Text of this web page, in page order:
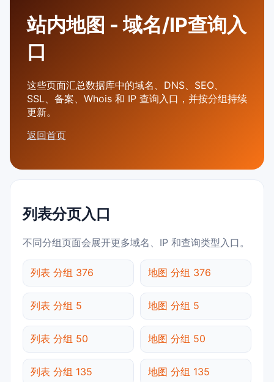
站内地图 - 域名/IP查询入
口
这些页面汇总数据库中的域名、DNS、SEO、
SSL、备案、Whois 和 IP 查询入口，并按分组持续
更新。
返回首页
列表分页入口
不同分组页面会展开更多域名、IP 和查询类型入口。
列表 分组 376 地图 分组 376
列表 分组 5 地图 分组 5
列表 分组 50 地图 分组 50
列表 分组 135 地图 分组 135